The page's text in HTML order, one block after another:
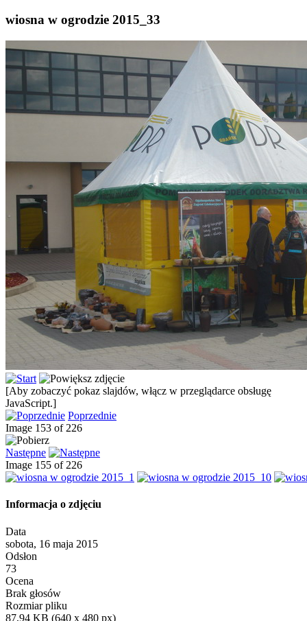
wiosna w ogrodzie 2015_33
[Aby zobaczyć pokaz slajdów, włącz w przeglądarce obsługę
JavaScript.]
Poprzednie
Image 153 of 226
Następne
Image 155 of 226
Informacja o zdjęciu
Data
sobota, 16 maja 2015
Odsłon
73
Ocena
Brak głosów
Rozmiar pliku
87,94 KB (640 x 480 px)